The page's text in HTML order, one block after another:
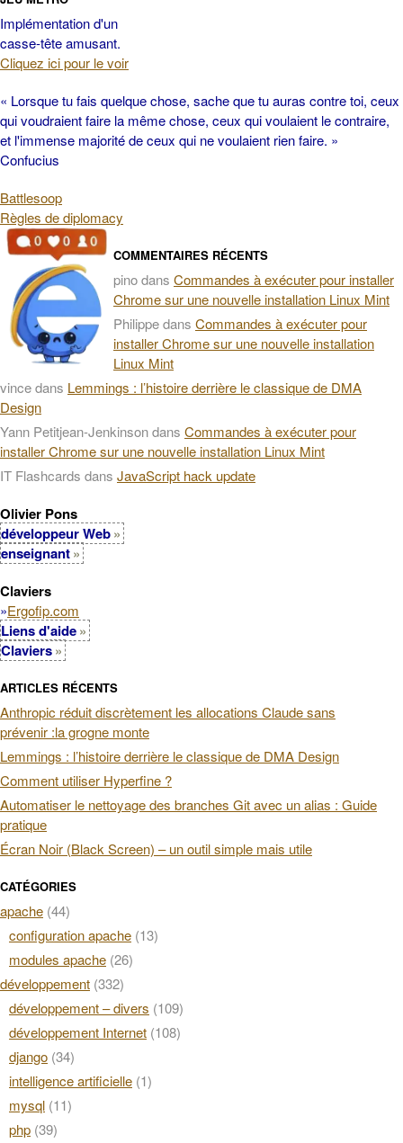
Implémentation d'un
casse-tête amusant.
Cliquez ici pour le voir
« Lorsque tu fais quelque chose, sache que tu auras contre toi, ceux
qui voudraient faire la même chose, ceux qui voulaient le contraire,
et l'immense majorité de ceux qui ne voulaient rien faire. »
Confucius
Battlesoop
Règles de diplomacy
COMMENTAIRES RÉCENTS
pinodans Commandes à exécuter pour installer
Chrome sur une nouvelle installation Linux Mint
Philippedans Commandes à exécuter pour
installer Chrome sur une nouvelle installation
Linux Mint
vincedans Lemmings : l’histoire derrière le classique de DMA
Design
Yann Petitjean-Jenkinsondans Commandes à exécuter pour
installer Chrome sur une nouvelle installation Linux Mint
IT Flashcards dans JavaScript hack update
Olivier Pons
développeur Web
enseignant
Claviers
»Ergofip.com
Liens d'aide
Claviers
ARTICLES RÉCENTS
Anthropic réduit discrètement les allocations Claude sans
prévenir :la grogne monte
Lemmings : l’histoire derrière le classique de DMA Design
Comment utiliser Hyperfine ?
Automatiser le nettoyage des branches Git avec un alias : Guide
pratique
Écran Noir (Black Screen) – un outil simple mais utile
CATÉGORIES
apache (44)
configuration apache (13)
modules apache (26)
développement (332)
développement – divers (109)
développement Internet (108)
django (34)
intelligence artificielle (1)
mysql (11)
php (39)